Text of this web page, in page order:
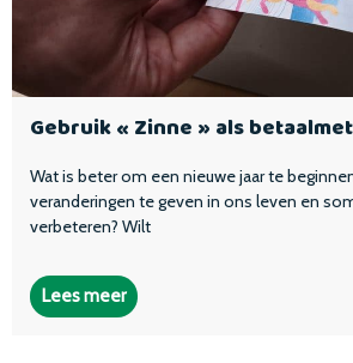
Gebruik « Zinne » als
Wat is beter om een nieuwe jaar te
veranderingen te geven in ons leven en
verbeteren? Wilt
Lees meer